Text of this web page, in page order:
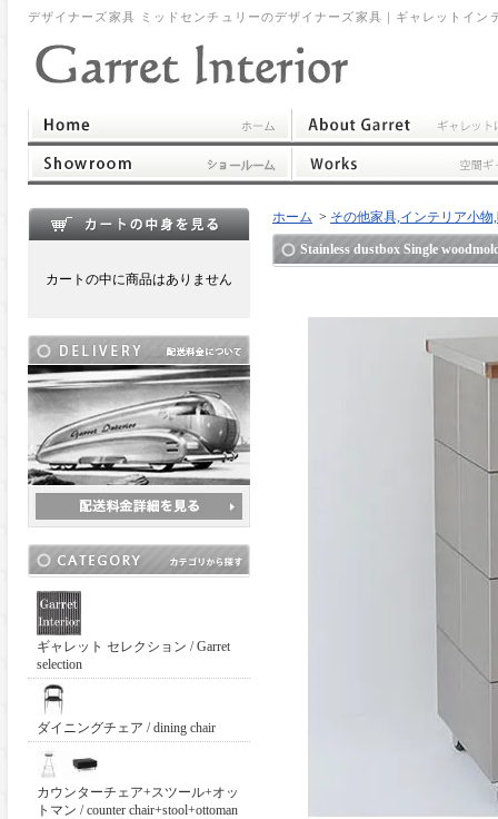
デザイナーズ家具 ミッドセンチュリーのデザイナーズ家具｜ギャレットイン
カートの中に商品はありません
ギャレット セレクション / Garret
selection
ダイニングチェア / dining chair
カウンターチェア+スツール+オッ
トマン / counter chair+stool+ottoman
ホーム > その他家具,インテリア小物,
Stainless dustbox Single